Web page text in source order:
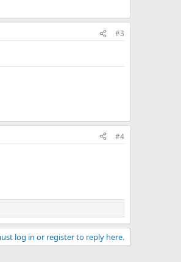
#3
#4
log in or register to reply here.